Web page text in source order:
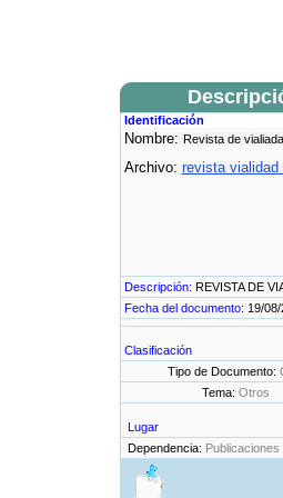
Identificación
Nombre: Revista de
Archivo: revista vialidad
Descripción: REVISTA DE
Fecha del documento: 19/
Clasificación
Tipo de Documento:
Tema: Otros
Lugar
Dependencia: Publicaciones